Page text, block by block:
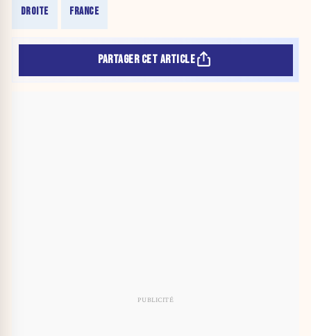
DROITE FRANCE
PARTAGER CET ARTICLE